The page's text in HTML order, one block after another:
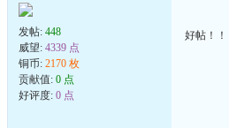
发帖: 448
威望: 4339 点
铜币: 2170 枚
贡献值: 0 点
好评度: 0 点
好帖！！